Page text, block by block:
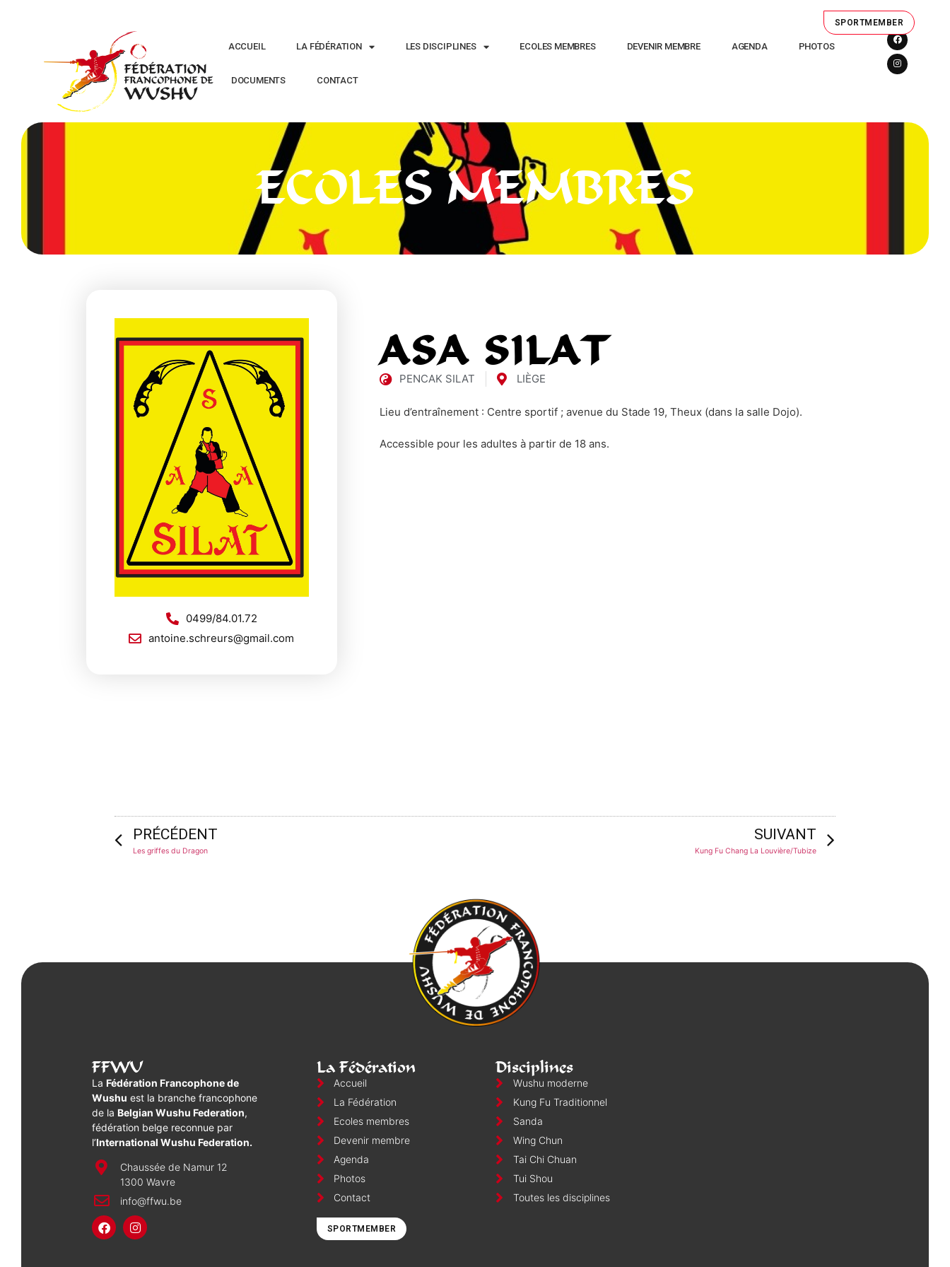
SPORTMEMBER
ACCUEIL LA FÉDÉRATION LES DISCIPLINES ECOLES MEMBRES DEVENIR MEMBRE AGENDA PHOTOS
DOCUMENTS CONTACT
ECOLES MEMBRES
0499/84.01.72
antoine.schreurs@gmail.com
ASA SILAT
PENCAK SILAT LIÈGE
Lieu d’entraînement : Centre sportif ; avenue du Stade 19, Theux (dans la salle Dojo).
Accessible pour les adultes à partir de 18 ans.
PRÉCÉDENT
Les griffes du Dragon
SUIVANT
Kung Fu Chang La Louvière/Tubize
FFWU
La Fédération Francophone de
Wushu est la branche francophone
de la Belgian Wushu Federation,
fédération belge reconnue par
l’International Wushu Federation.
Chaussée de Namur 12
1300 Wavre
info@ffwu.be
La Fédération
Accueil
La Fédération
Ecoles membres
Devenir membre
Agenda
Photos
Contact
SPORTMEMBER
Disciplines
Wushu moderne
Kung Fu Traditionnel
Sanda
Wing Chun
Tai Chi Chuan
Tui Shou
Toutes les disciplines